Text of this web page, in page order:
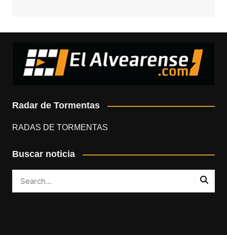
Radar de Tormentas
RADAS DE TORMENTAS
Buscar noticia